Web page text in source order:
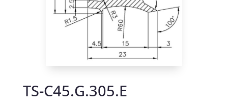
TS-C45.G.305.E